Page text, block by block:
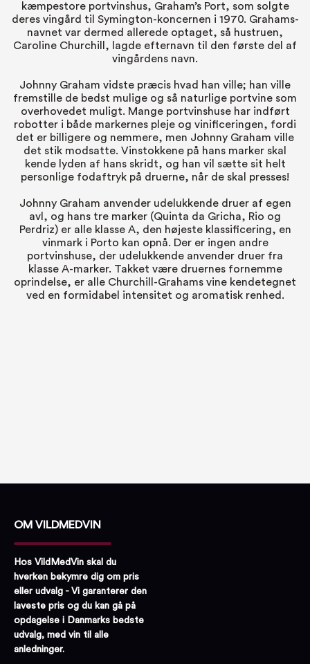
kæmpestore portvinshus, Graham’s Port, som solgte
deres vingård til Symington-koncernen i 1970. Grahams-
navnet var dermed allerede optaget, så hustruen,
Caroline Churchill, lagde efternavn til den første del af
vingårdens navn.
Johnny Graham vidste præcis hvad han ville; han ville
fremstille de bedst mulige og så naturlige portvine som
overhovedet muligt. Mange portvinshuse har indført
robotter i både markernes pleje og vinificeringen, fordi
det er billigere og nemmere, men Johnny Graham ville
det stik modsatte. Vinstokkene på hans marker skal
kende lyden af hans skridt, og han vil sætte sit helt
personlige fodaftryk på druerne, når de skal presses!
Johnny Graham anvender udelukkende druer af egen
avl, og hans tre marker (Quinta da Gricha, Rio og
Perdriz) er alle klasse A, den højeste klassificering, en
vinmark i Porto kan opnå. Der er ingen andre
portvinshuse, der udelukkende anvender druer fra
klasse A-marker. Takket være druernes fornemme
oprindelse, er alle Churchill-Grahams vine kendetegnet
ved en formidabel intensitet og aromatisk renhed.
OM VILDMEDVIN
Hos VildMedVin skal du
hverken bekymre dig om pris
eller udvalg - Vi garanterer den
laveste pris og du kan gå på
opdagelse i Danmarks bedste
udvalg, med vin til alle
anledninger.